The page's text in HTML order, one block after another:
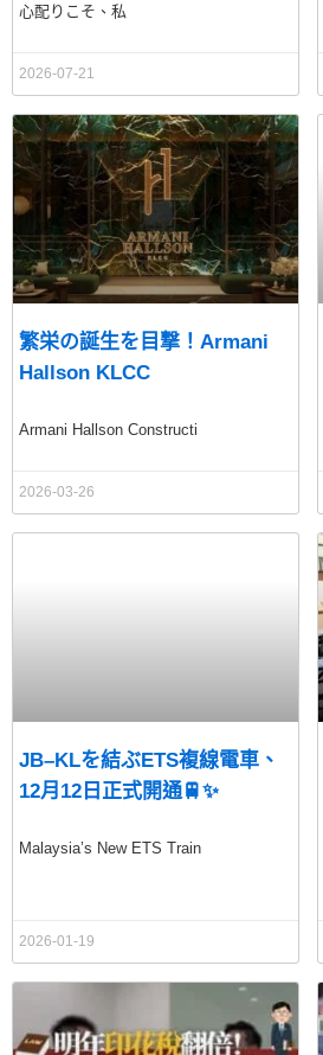
心配りこそ、私
2026-07-21
繁栄の誕生を目撃！Armani
Hallson KLCC
Armani Hallson Constructi
2026-03-26
JB–KLを結ぶETS複線電車、
12月12日正式開通🚆✨
Malaysia’s New ETS Train
2026-01-19